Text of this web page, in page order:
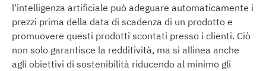
l'intelligenza artificiale può adeguare automaticamente i
prezzi prima della data di scadenza di un prodotto e
promuovere questi prodotti scontati presso i clienti. Ciò
non solo garantisce la redditività, ma si allinea anche
agli obiettivi di sostenibilità riducendo al minimo gli